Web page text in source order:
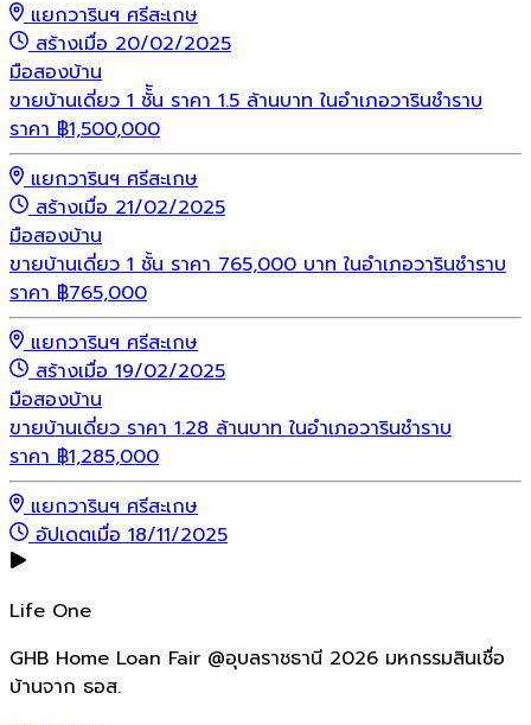
แยกวารินฯ ศรีสะเกษ
สร้างเมื่อ 20/02/2025
มือสองบ้าน
ขายบ้านเดี่ยว 1 ชั้ัน ราคา 1.5 ล้านบาท ในอำเภอวารินชำราบ
ราคา ฿1,500,000
แยกวารินฯ ศรีสะเกษ
สร้างเมื่อ 21/02/2025
มือสองบ้าน
ขายบ้านเดี่ยว 1 ชั้น ราคา 765,000 บาท ในอำเภอวารินชำราบ
ราคา ฿765,000
แยกวารินฯ ศรีสะเกษ
สร้างเมื่อ 19/02/2025
มือสองบ้าน
ขายบ้านเดี่ยว ราคา 1.28 ล้านบาท ในอำเภอวารินชำราบ
ราคา ฿1,285,000
แยกวารินฯ ศรีสะเกษ
อัปเดตเมื่อ 18/11/2025
Life One
GHB Home Loan Fair @อุบลราชธานี 2026 มหกรรมสินเชื่อ
บ้านจาก ธอส.